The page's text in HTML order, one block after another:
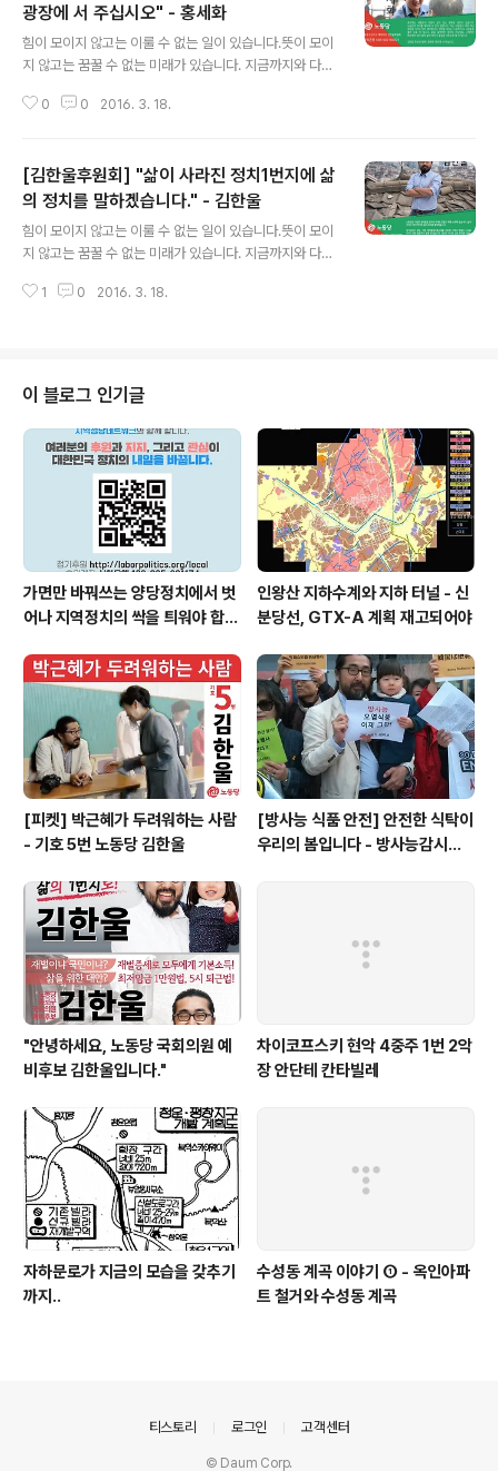
울 노동당 "누군가 나무와 씨앗 중에 무엇이 더 큰 지 묻는
다면 어떻게 답하시겠습니까. 제가 작아보인다면 저는 씨
앗이기 때문이라고 말씀드립니다. 그래서 제가 더 크다고
니다. 한 방울의 물이 더 모인다면 종로의 봄은 그만큼 더
광장에 서 주십시오" - 홍세화
힘이 모이지 않고는 이룰 수 없는 일이 있습니다.뜻이 모이
지 않고는 꿈꿀 수 없는 미래가 있습니다. 지금까지와 다른
회'를 만드는 데에 함께 해주세요. 우리은행 1005-002-
후원회 기부 한도는 2천 만원입니다. - 하나의 후원회에는
총 500만원까지 후원하실 수 있습니다. - 후원자 정보는
공개되지 않으나 법에 따라 후원금 기부에 필요한 인적사
항을 알려주세요. ▶ https://goo.gl/Cp7VoL - 인적 사
능합니다. - 정치자금영수증은 법에 따라 기부일 30일 이..
0 0 2016. 3. 18.
[김한울후원회] "삶이 사라진 정치1번지에 삶
의 정치를 말하겠습니다." - 김한울
힘이 모이지 않고는 이룰 수 없는 일이 있습니다.뜻이 모이
지 않고는 꿈꿀 수 없는 미래가 있습니다. 지금까지와 다른
회'를 만드는 데에 함께 해주세요. 우리은행 1005-002-
총 500만원까지 후원하실 수 있습니다. - 후원자 정보는
공개되지 않으나 법에 따라 후원금 기부에 필요한 인적사
항을 알려주세요. ▶ https://goo.gl/Cp7VoL - 인적 사
항 없는 익명 후원은 1회 10만원, 연간 120만원까지만 가
능합니다. - 정치자금영수증은 법에 따라 기부일 30일 이..
1 0 2016. 3. 18.
이 블로그 인기글
가면만 바꿔쓰는 양당정치에서 벗
어나 지역정치의 싹을 틔워야 합니
인왕산 지하수계와 지하 터널 - 신
분당선, GTX-A 계획 재고되어야
[피켓] 박근혜가 두려워하는 사람
- 기호 5번 노동당 김한울
[방사능 식품 안전] 안전한 식탁이
우리의 봄입니다 - 방사능감시센
"안녕하세요, 노동당 국회의원 예
비후보 김한울입니다."
차이코프스키 현악 4중주 1번 2악
장 안단테 칸타빌레
자하문로가 지금의 모습을 갖추기
까지..
수성동 계곡 이야기 ① - 옥인아파
트 철거와 수성동 계곡
티스토리 로그인 고객센터
© Daum Corp.